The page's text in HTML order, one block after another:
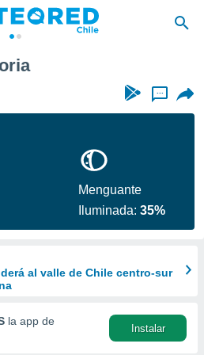
...
Menguante
Iluminada:35%
al valle de Chile centro-sur
la app de
Instalar